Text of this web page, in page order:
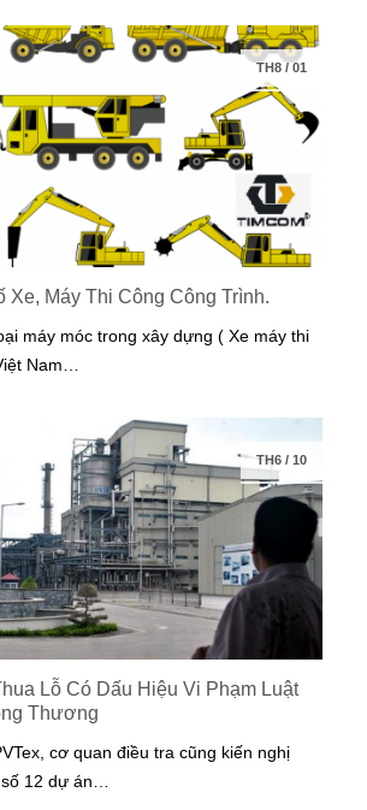
TH8/01
Xe, Máy Thi Công Công Trình.
máy móc trong xây dựng ( Xe máy thi
Nam…
TH6/ 10
Lỗ Có Dấu Hiệu Vi Phạm Luật
Thương
cơ quan điều tra cũng kiến nghị
12 dự án…